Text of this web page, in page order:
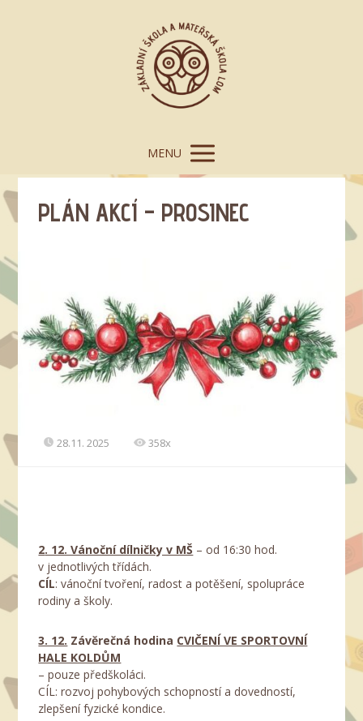
MENU
PLÁN AKCÍ – PROSINEC
28.11. 2025 358x
2. 12. Vánoční dílničky v MŠ – od 16:30 hod.
v jednotlivých třídách.
CÍL: vánoční tvoření, radost a potěšení, spolupráce
rodiny a školy.
3. 12. Závěrečná hodina CVIČENÍ VE SPORTOVNÍ
HALE KOLDŮM
– pouze předškoláci.
CÍL: rozvoj pohybových schopností a dovedností,
zlepšení fyzické kondice.